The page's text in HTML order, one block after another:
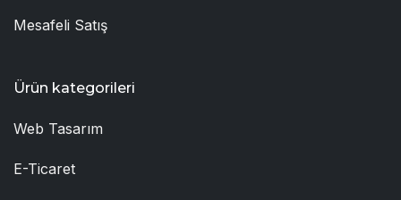
Mesafeli Satış
Ürün kategorileri
Web Tasarım
E-Ticaret